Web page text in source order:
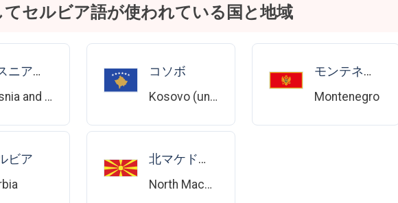
セルビア語が使われている国と地域
ボスニア・ヘルツェゴビナ
Bosnia and Herzegovina
コソボ
Kosovo (under UNSC res. 1244)
モンテネグロ
Montenegro
ビア
北マケドニア
North Macedonia